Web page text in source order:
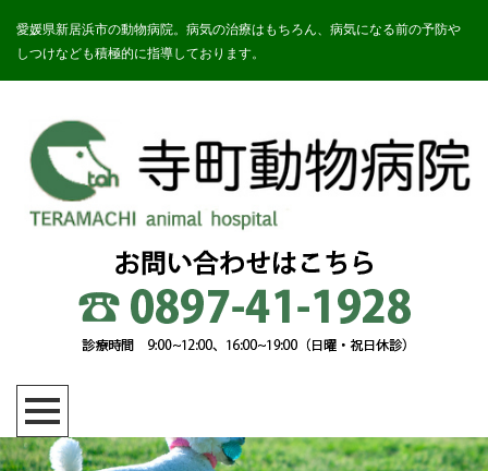
愛媛県新居浜市の動物病院。病気の治療はもちろん、病気になる前の予防や
しつけなども積極的に指導しております。